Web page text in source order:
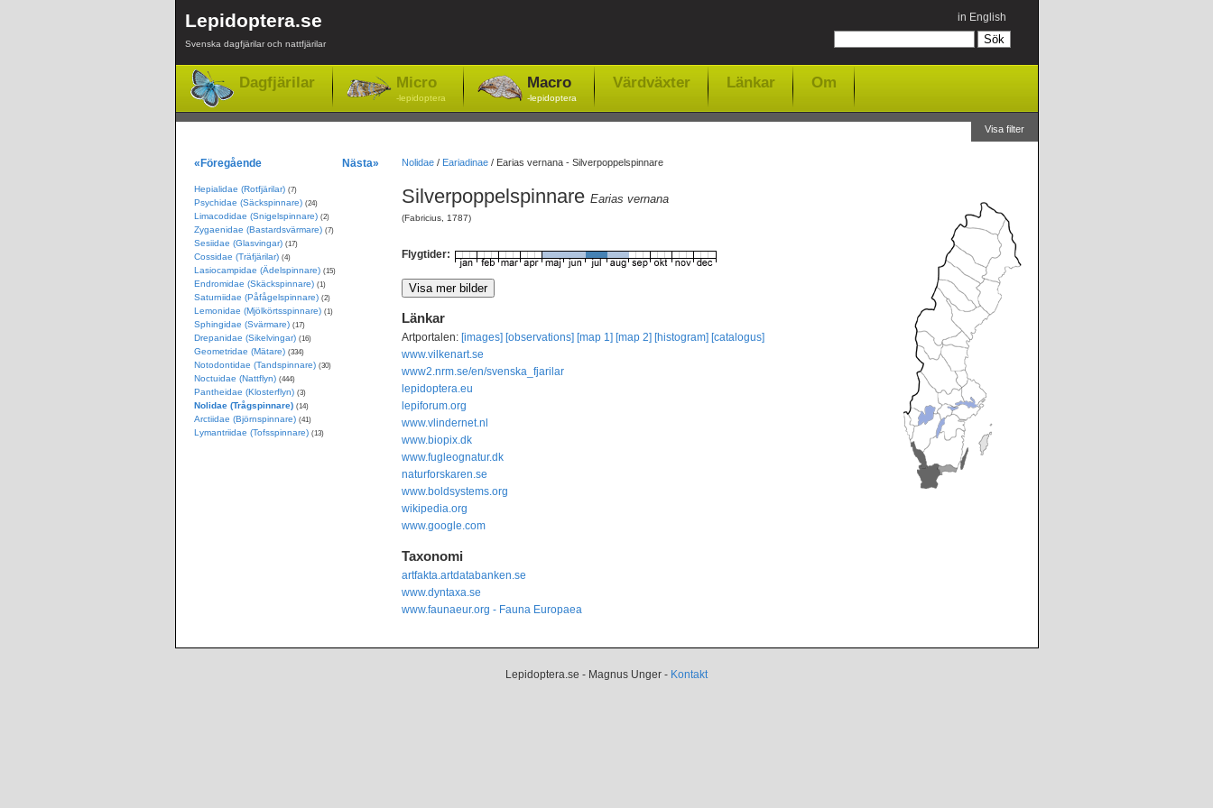
Lepidoptera.se
Svenska dagfjärilar och nattfjärilar
in English
Dagfjärilar Micro
-lepidoptera
Macro
-lepidoptera
Värdväxter Länkar Om
Visa filter
Nolidae/ Eariadinae/ Earias vernana - Silverpoppelspinnare
Silverpoppelspinnare Earias vernana
(Fabricius, 1787)
Flygtider:
Länkar
Artportalen: [images] [observations] [map 1] [map 2] [histogram] [catalogus]
www.vilkenart.se
www2.nrm.se/en/svenska_fjarilar
lepidoptera.eu
lepiforum.org
www.vlindernet.nl
www.biopix.dk
www.fugleognatur.dk
naturforskaren.se
www.boldsystems.org
wikipedia.org
www.google.com
Taxonomi
artfakta.artdatabanken.se
www.dyntaxa.se
www.faunaeur.org - Fauna Europaea
«Föregående Nästa»
Hepialidae (Rotfjärilar) (7)
Psychidae (Säckspinnare) (24)
Limacodidae (Snigelspinnare) (2)
Zygaenidae (Bastardsvärmare) (7)
Sesiidae (Glasvingar) (17)
Cossidae (Träfjärilar) (4)
Lasiocampidae (Ädelspinnare) (15)
Endromidae (Skäckspinnare) (1)
Saturniidae (Påfågelspinnare) (2)
Lemonidae (Mjölkörtsspinnare) (1)
Sphingidae (Svärmare) (17)
Drepanidae (Sikelvingar) (16)
Geometridae (Mätare) (334)
Notodontidae (Tandspinnare) (30)
Noctuidae (Nattflyn) (444)
Pantheidae (Klosterflyn) (3)
Nolidae (Trågspinnare) (14)
Arctiidae (Björnspinnare) (41)
Lymantriidae (Tofsspinnare) (13)
Lepidoptera.se - Magnus Unger - Kontakt